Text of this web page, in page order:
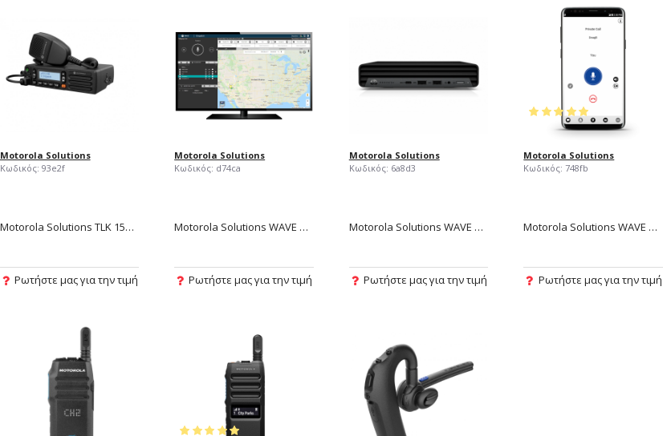
Motorola Solutions
Κωδικός: 93e2f
Motorola Solutions TLK 150 WAVE PTX PTT-Over-Cellular Vehicle / Base Two Way Radio
Ρωτήστε μας για την τιμή
Motorola Solutions
Κωδικός: d74ca
Motorola Solutions WAVE PTX Dispatch (OnCloud)
Ρωτήστε μας για την τιμή
Motorola Solutions
Κωδικός: 6a8d3
Motorola Solutions WAVE PTX Gateway
Ρωτήστε μας για την τιμή
Motorola Solutions
Κωδικός: 748fb
Motorola Solutions WAVE PTX™ MOBILE APP
Ρωτήστε μας για την τιμή